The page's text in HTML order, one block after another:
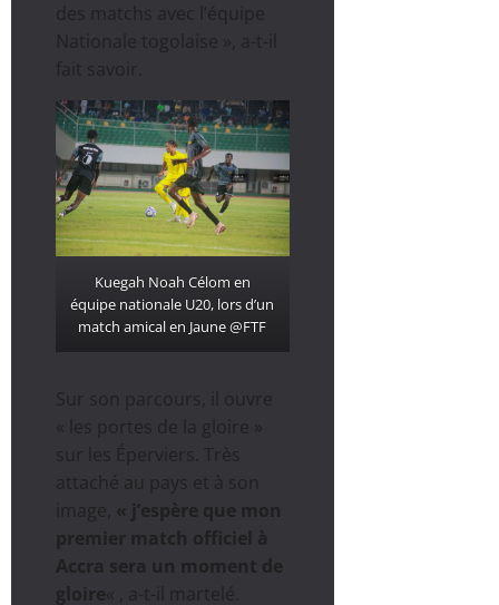
des matchs avec l’équipe
Nationale togolaise », a-t-il
fait savoir.
Kuegah Noah Célom en
équipe nationale U20, lors d’un
match amical en Jaune @FTF
Sur son parcours, il ouvre
« les portes de la gloire »
sur les Éperviers. Très
attaché au pays et à son
image, « j’espère que mon
premier match officiel à
Accra sera un moment de
gloire« , a-t-il martelé.